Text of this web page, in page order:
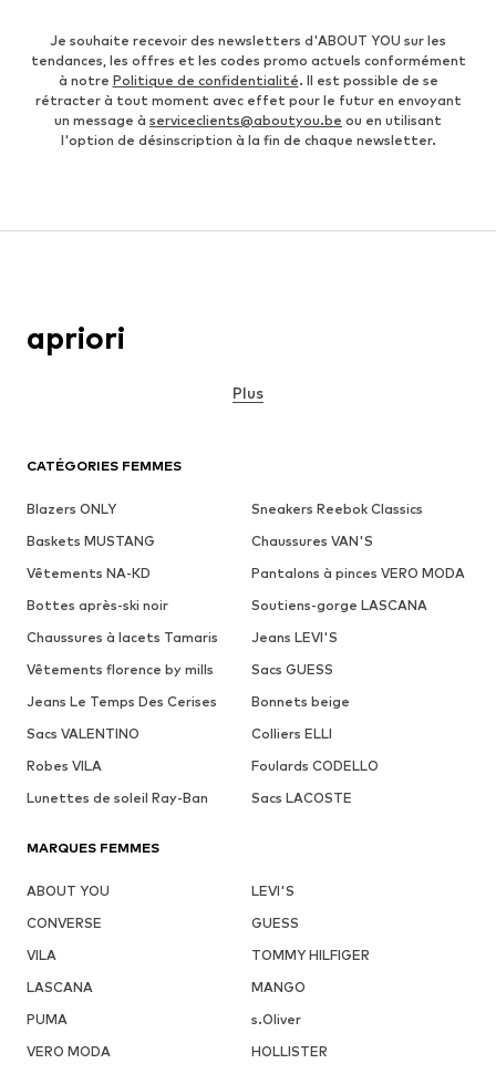
Je souhaite recevoir des newsletters d'ABOUT YOU sur les
tendances, les offres et les codes promo actuels conformément
à notre Politique de confidentialité. Il est possible de se
rétracter à tout moment avec effet pour le futur en envoyant
un message à serviceclients@aboutyou.be ou en utilisant
l'option de désinscription à la fin de chaque newsletter.
CATÉGORIES FEMMES
Blazers ONLY
Sneakers Reebok Classics
Baskets MUSTANG
Chaussures VAN'S
Vêtements NA-KD
Pantalons à pinces VERO MODA
Bottes après-ski noir
Soutiens-gorge LASCANA
Chaussures à lacets Tamaris
Jeans LEVI'S
Vêtements florence by mills
Sacs GUESS
Jeans Le Temps Des Cerises
Bonnets beige
Sacs VALENTINO
Colliers ELLI
Robes VILA
Foulards CODELLO
Lunettes de soleil Ray-Ban
Sacs LACOSTE
MARQUES FEMMES
ABOUT YOU
LEVI'S
CONVERSE
GUESS
VILA
TOMMY HILFIGER
LASCANA
MANGO
PUMA
s.Oliver
VERO MODA
HOLLISTER
apriori
Plus